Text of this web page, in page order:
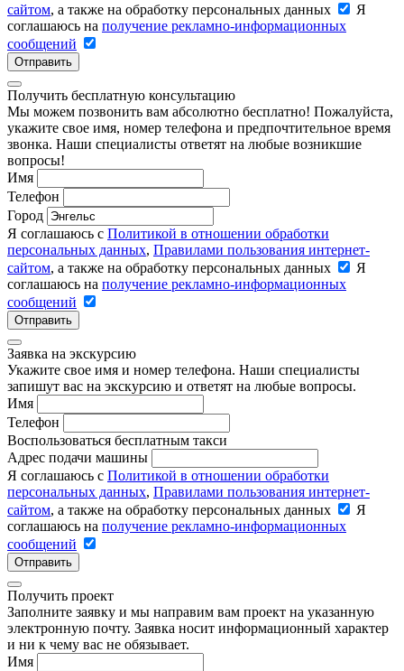
сайтом, а также на обработку персональных данных
Я
соглашаюсь на получение рекламно-информационных
сообщений
Отправить
Получить бесплатную консультацию
Мы можем позвонить вам абсолютно бесплатно! Пожалуйста,
укажите свое имя, номер телефона и предпочтительное время
звонка. Наши специалисты ответят на любые возникшие
вопросы!
Имя
Телефон
Город
Я соглашаюсь с Политикой в отношении обработки
персональных данных, Правилами пользования интернет-
сайтом, а также на обработку персональных данных
Я
соглашаюсь на получение рекламно-информационных
сообщений
Отправить
Заявка на экскурсию
Укажите свое имя и номер телефона. Наши специалисты
запишут вас на экскурсию и ответят на любые вопросы.
Имя
Телефон
Воспользоваться бесплатным такси
Адрес подачи машины
Я соглашаюсь с Политикой в отношении обработки
персональных данных, Правилами пользования интернет-
сайтом, а также на обработку персональных данных
Я
соглашаюсь на получение рекламно-информационных
сообщений
Отправить
Получить проект
Заполните заявку и мы направим вам проект на указанную
электронную почту. Заявка носит информационный характер
и ни к чему вас не обязывает.
Имя